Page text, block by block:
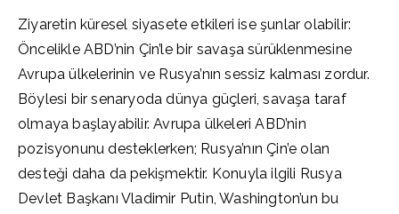
Ziyaretin küresel siyasete etkileri ise şunlar olabilir:
Öncelikle ABD’nin Çin’le bir savaşa sürüklenmesine
Avrupa ülkelerinin ve Rusya’nın sessiz kalması zordur.
Böylesi bir senaryoda dünya güçleri, savaşa taraf
olmaya başlayabilir. Avrupa ülkeleri ABD’nin
pozisyonunu desteklerken; Rusya’nın Çin’e olan
desteği daha da pekişmektir. Konuyla ilgili Rusya
Devlet Başkanı Vladimir Putin, Washington’un bu